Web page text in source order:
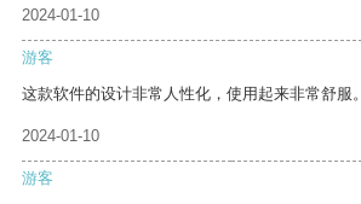
2024-01-10
游客
这款软件的设计非常人性化，使用起来非常舒服。
2024-01-10
游客